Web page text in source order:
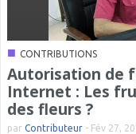
■ CONTRIBUTIONS
Autorisation de
Internet : Les
des fleurs ?
par Contributeur - Fév 27,